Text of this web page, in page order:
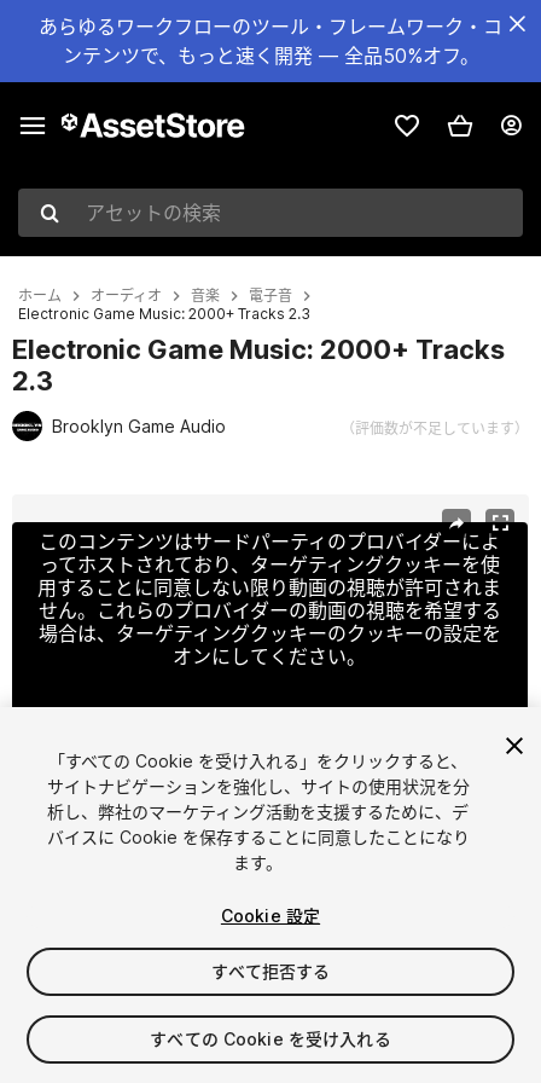
あらゆるワークフローのツール・フレームワーク・コ
ンテンツで、もっと速く開発 — 全品50%オフ。
アセットの検索
ホーム オーディオ 音楽
電子音
Electronic Game Music: 2000+ Tracks 2.3
Electronic Game Music: 2000+ Tracks
2.3
Brooklyn Game Audio （評価数が不足しています）
このコンテンツはサードパーティのプロバイダーによ
ってホストされており、ターゲティングクッキーを使
用することに同意しない限り動画の視聴が許可されま
せん。これらのプロバイダーの動画の視聴を希望する
場合は、ターゲティングクッキーのクッキーの設定を
オンにしてください。
クッキーの設定
1/14
$99.99
消費税は決済時に計算されます
「すべての Cookie を受け入れる」をクリックすると、
サイトナビゲーションを強化し、サイトの使用状況を分
析し、弊社のマーケティング活動を支援するために、デ
バイスに Cookie を保存することに同意したことになり
ます。
Cookie 設定
すべて拒否する
すべての Cookie を受け入れる